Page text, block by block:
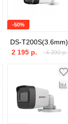
-50%
DS-T200S(3.6mm)
4 390 р.
2 195 р.